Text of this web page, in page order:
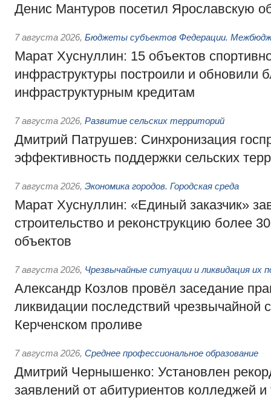
Денис Мантуров посетил Ярославскую
7 августа 2026, Бюджеты субъектов Федерации.
Марат Хуснуллин: 15 объектов
инфраструктуры построили и обновили
инфраструктурным кредитам
7 августа 2026, Развитие сельских территорий
Дмитрий Патрушев: Синхронизация
эффективность поддержки сельских
7 августа 2026, Экономика городов. Городская среда
Марат Хуснуллин: «Единый заказчик»
строительство и реконструкцию более
объектов
7 августа 2026, Чрезвычайные ситуации и ликвидация их
Александр Козлов провёл заседание
ликвидации последствий чрезвычайной
Керченском проливе
7 августа 2026, Среднее профессиональное образование
Дмитрий Чернышенко: Установлен
заявлений от абитуриентов колледжей и